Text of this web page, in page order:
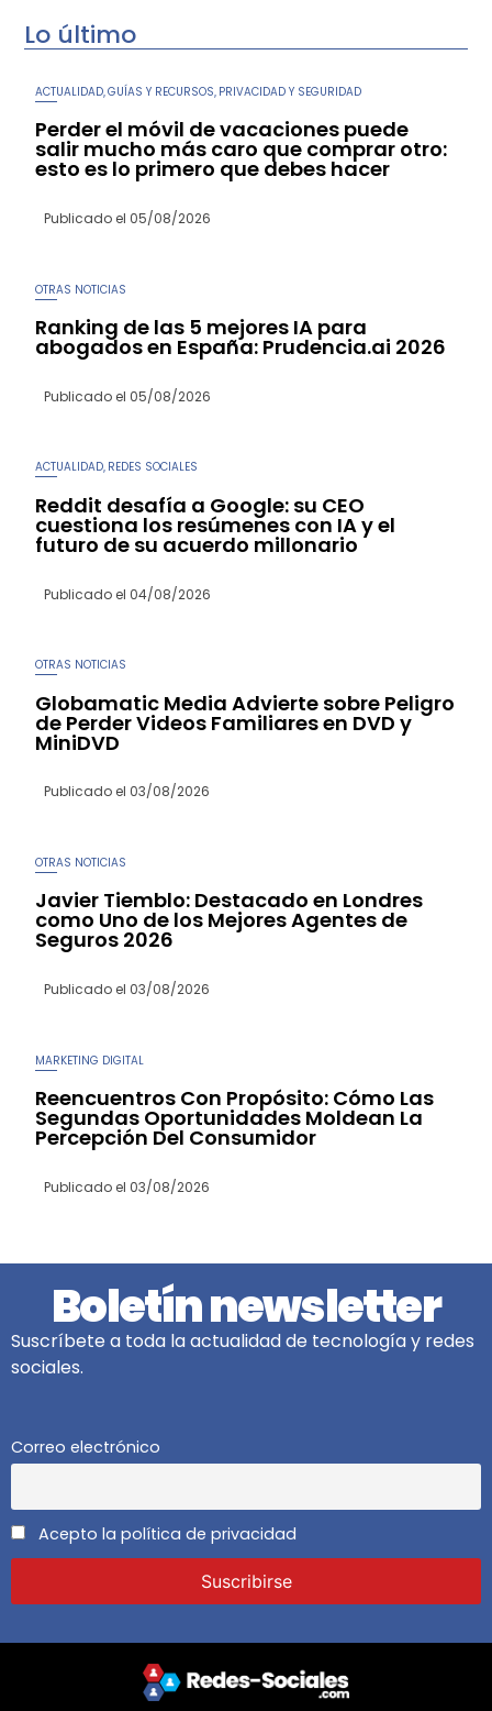
Lo último
ACTUALIDAD ,GUÍAS Y RECURSOS PRIVACIDAD Y SEGURIDAD
Perder el móvil de vacaciones puede
salir mucho más caro que comprar otro:
esto es lo primero que debes hacer
Publicado el 05/08/2026
OTRAS NOTICIAS
Ranking de las 5 mejores IA para
abogados en España: Prudencia.ai 2026
Publicado el 05/08/2026
ACTUALIDAD, REDES SOCIALES
Reddit desafía a Google: su CEO
cuestiona los resúmenes con IA y el
futuro de su acuerdo millonario
Publicado el 04/08/2026
OTRAS NOTICIAS
Globamatic Media Advierte sobre Peligro
de Perder Videos Familiares en DVD y
MiniDVD
Publicado el 03/08/2026
OTRAS NOTICIAS
Javier Tiemblo: Destacado en Londres
como Uno de los Mejores Agentes de
Seguros 2026
Publicado el 03/08/2026
MARKETING DIGITAL
Reencuentros Con Propósito: Cómo Las
Segundas Oportunidades Moldean La
Percepción Del Consumidor
Publicado el 03/08/2026
Boletín newsletter
Suscríbete a toda la actualidad de tecnología y redes
sociales.
Correo electrónico
Acepto la política de privacidad